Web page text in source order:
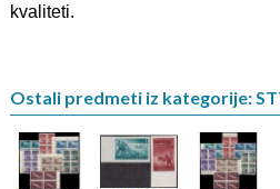
kvaliteti.
Ostali predmeti iz kategorije: